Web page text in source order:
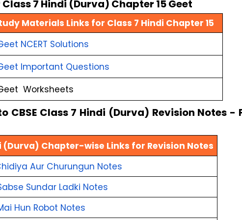
7 Hindi (Durva) Chapter 15 Geet
Materials Links for Class 7 Hindi Chapter 15
NCERT Solutions
Important Questions
Worksheets
Class 7 Hindi (Durva) Revision Notes -
(Durva) Chapter-wise Links for Revision Notes
Aur Churungun Notes
Sundar Ladki Notes
Hun Robot Notes